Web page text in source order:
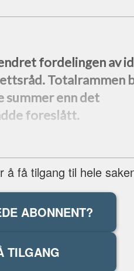
fordelingen av
Totalrammen
summer enn det
foreslått.
å få tilgang til hele
ABONNENT?
TILGANG